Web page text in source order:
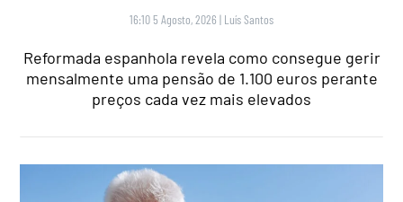
16:10 5 Agosto, 2026 | Luís Santos
Reformada espanhola revela como consegue gerir
mensalmente uma pensão de 1.100 euros perante
preços cada vez mais elevados